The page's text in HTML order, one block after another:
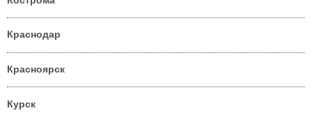
Краснодар
Красноярск
Курск